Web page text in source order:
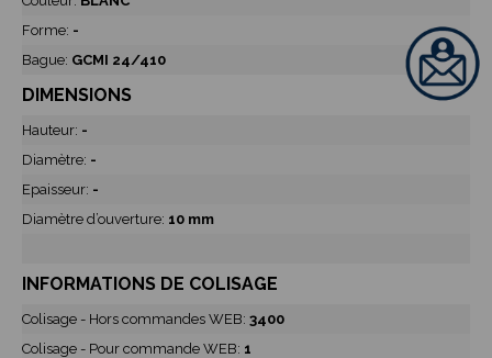
Forme: -
Bague: GCMI 24/410
DIMENSIONS
Hauteur: -
Diamètre: -
Epaisseur: -
Diamètre d’ouverture: 10 mm
INFORMATIONS DE COLISAGE
Colisage - Hors commandes WEB: 3400
Colisage - Pour commande WEB: 1